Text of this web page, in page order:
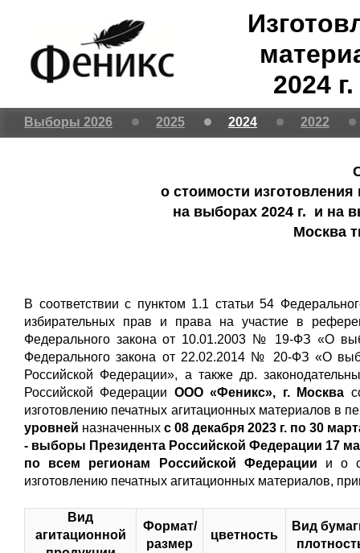
2024
Выборы 2026 2025 2024 2022
о стоимости
на выборах 2024 г. и на
Москва
В соответствии с пунктом 1.1 статьи 54
избирательных прав и права на участие в
Федерального закона от 10.01.2003 № 19-ФЗ «О
Федерального закона от 22.02.2014 № 20-ФЗ «О
Российской Федерации», а также др.
Российской Федерации ООО «Феникс», г. Москва
изготовлению печатных агитационных материалов в
уровней назначенных с 08 декабря 2023 г. по 30
- выборы Президента Российской Федерации 17
по всем регионам Российской Федерации и о
изготовлению печатных агитационных материалов,
Вид
агитационной
Формат/
размер
цветность
Вид